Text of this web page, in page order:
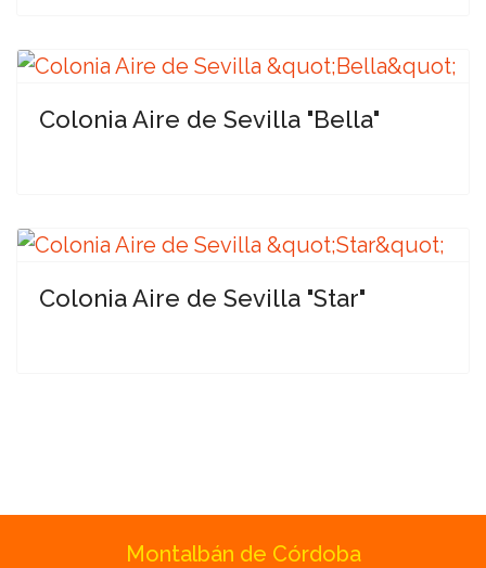
Colonia Aire de Sevilla "Bella"
Colonia Aire de Sevilla "Star"
Montalbán de Córdoba